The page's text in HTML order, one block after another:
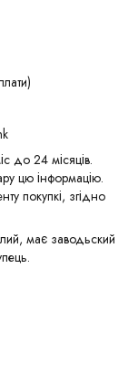
до 24 місяців.
цю інформацію.
покупкі, згідно
має заводьский